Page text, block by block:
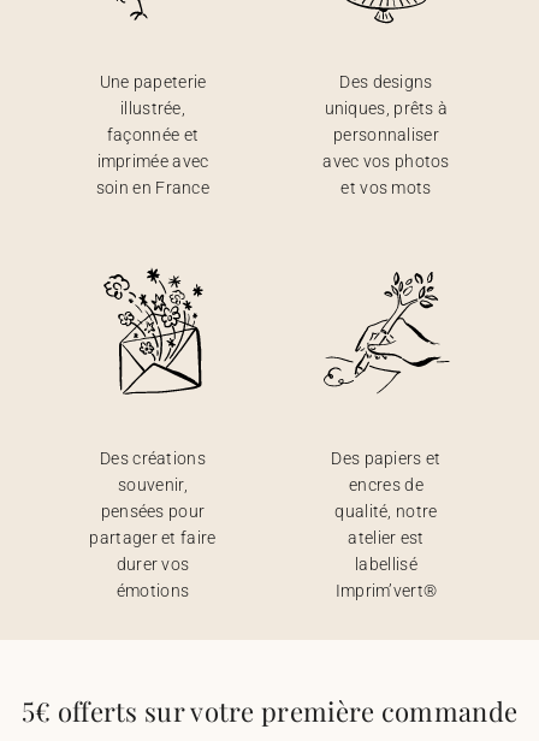
Une papeterie
illustrée,
façonnée et
imprimée avec
soin en France
Des designs
uniques, prêts à
personnaliser
avec vos photos
et vos mots
Des créations
souvenir,
pensées pour
partager et faire
durer vos
émotions
Des papiers et
encres de
qualité, notre
atelier est
labellisé
Imprim’vert®
5€ offerts sur votre première commande